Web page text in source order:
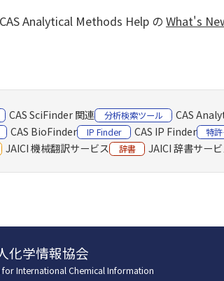
Analytical Methods Help の What's
CAS SciFinder 関連 分析検索ツール CAS
CAS BioFinder IP Finder CAS IP Finder 特
JAICI 機械翻訳サービス 辞書 JAICI 辞書サービ
化学情報協会
for International Chemical Information